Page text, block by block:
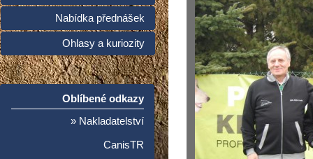
Nabídka přednášek
Ohlasy a kuriozity
Oblíbené odkazy
» Nakladatelství
CanisTR